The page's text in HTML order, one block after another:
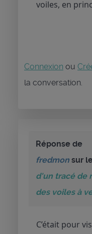
voiles, en
Connexion ou
la conversation.
Réponse de
fredmon sur
d'un tracé de
des voiles à
C’était pour